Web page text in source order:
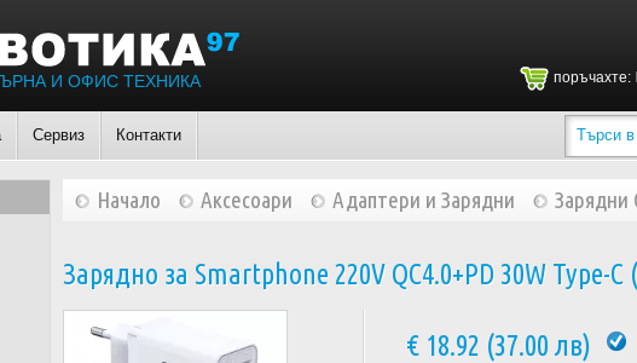
И ОФИС ТЕХНИКА поръчахте:
Сервиз Контакти
Начало Аксесоари Адаптери и Зарядни Зарядни
Зарядно за Smartphone 220V QC4.0+PD 30W Type-C
€ 18.92 (37.00 лв)